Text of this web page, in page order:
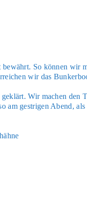
bewährt. So kön­nen
wir das
Wir machen
am gest­ri­gen Abend,